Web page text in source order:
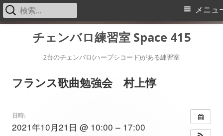
チェンバロ練習室 Space 415
2台のチェンバロ(ハープシコード)がある練習室
メ
メニュ
検
索:
フランス歌曲勉強会 村上惇
日時:
2021年10月21日 @ 10:00 – 17:00